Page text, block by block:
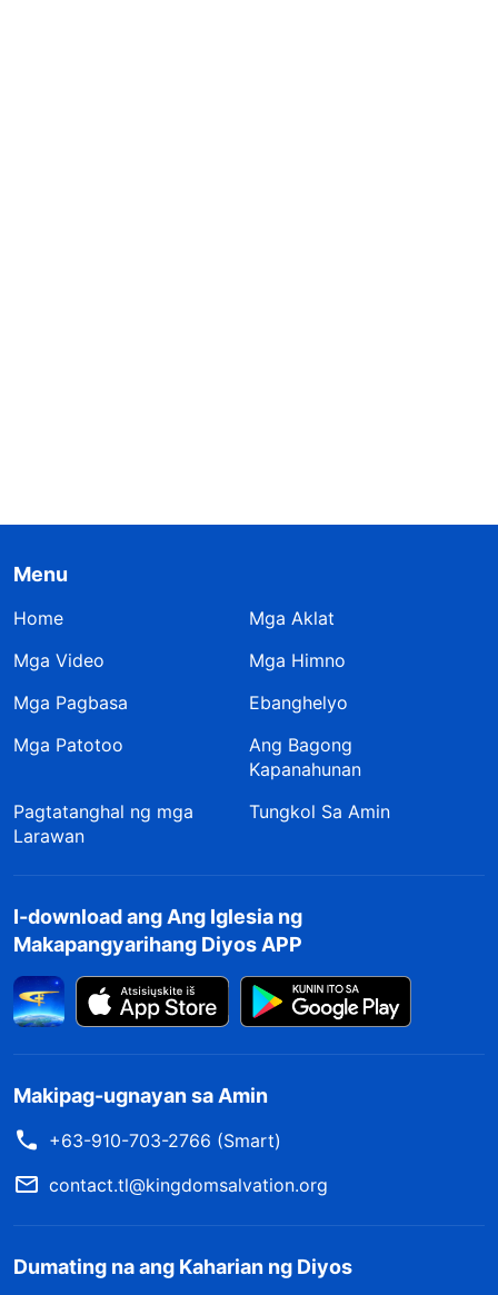
Menu
Home
Mga Aklat
Mga Video
Mga Himno
Mga Pagbasa
Ebanghelyo
Mga Patotoo
Ang Bagong
Kapanahunan
Pagtatanghal ng mga
Larawan
Tungkol Sa Amin
I-download ang Ang Iglesia ng
Makapangyarihang Diyos APP
Makipag-ugnayan sa Amin
+63-910-703-2766 (Smart)
contact.tl@kingdomsalvation.org
Dumating na ang Kaharian ng Diyos